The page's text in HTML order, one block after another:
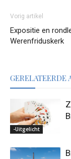
Vorig artikel
Expositie en
Werenfriduskerk
GERELATEERDE
-Uitgelicht